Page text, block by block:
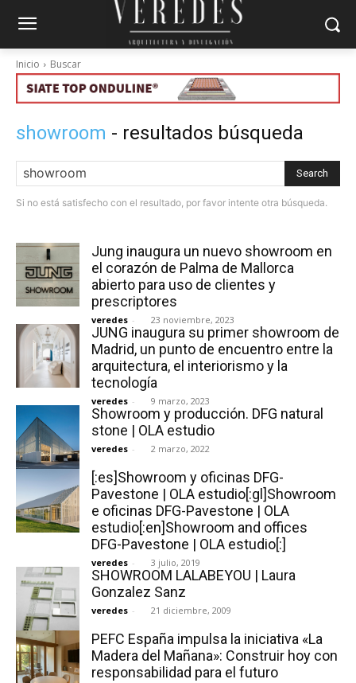
Inicio Buscar
showroom - resultados búsqueda
Search
Si no está satisfecho con el resultado, por favor intente otra búsqueda.
Jung inaugura un nuevo showroom en
el corazón de Palma de Mallorca
abierto para uso de clientes y
prescriptores
veredes - 23 noviembre, 2023
JUNG inaugura su primer showroom de
Madrid, un punto de encuentro entre la
arquitectura, el interiorismo y la
tecnología
veredes - 9 marzo, 2023
Showroom y producción. DFG natural
stone | OLA estudio
veredes - 2 marzo, 2022
[:es]Showroom y oficinas DFG-
Pavestone | OLA estudio[:gl]Showroom
e oficinas DFG-Pavestone | OLA
estudio[:en]Showroom and offices
DFG-Pavestone | OLA estudio[:]
veredes - 3 julio, 2019
SHOWROOM LALABEYOU ‏| Laura
Gonzalez Sanz
veredes - 21 diciembre, 2009
PEFC España impulsa la iniciativa «La
Madera del Mañana»: Construir hoy con
responsabilidad para el futuro